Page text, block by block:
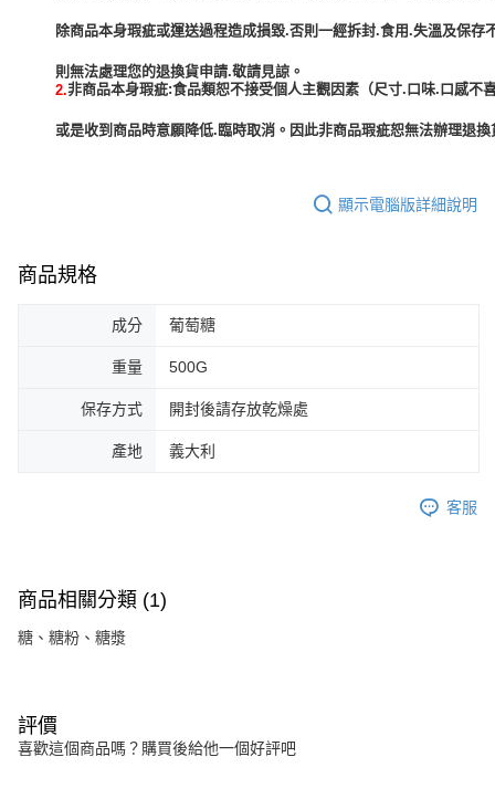
除商品本身瑕疵或運送過程造成損毀.否則一經拆封.食用.失溫及保存
2.非商品本身瑕疵:食品類恕不接受個人主觀因素（尺寸.口味.口感不
或是收到商品時意願降低.臨時取消。因此非商品瑕疵恕無法辦理退
顯示電腦版詳細說明
商品規格
成分 葡萄糖
重量 500G
保存方式 開封後請存放乾燥處
產地 義大利
客服
商品相關分類 (1)
糖、糖粉、糖漿
評價
喜歡這個商品嗎？購買後給他一個好評吧